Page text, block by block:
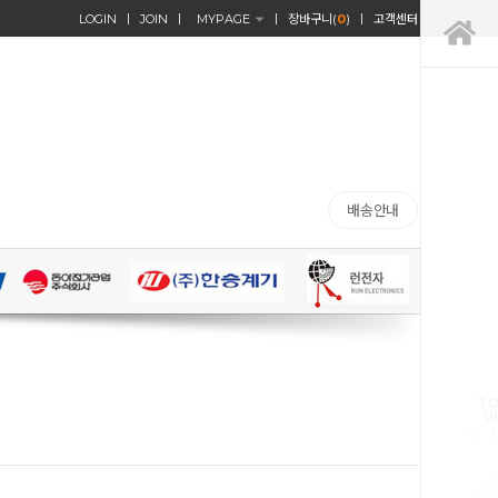
LOGIN JOIN MYPAGE 장바구니(0) 고객센터
배송안내